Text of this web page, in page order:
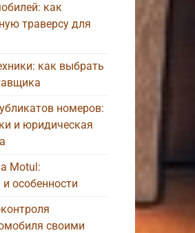
как
траверсу для
как выбрать
номеров:
и юридическая
Motul:
особенности
своими